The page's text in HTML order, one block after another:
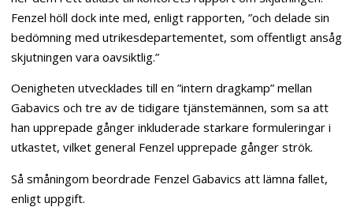
Fenzel höll dock inte med, enligt rapporten, ”och delade sin
bedömning med utrikesdepartementet, som offentligt ansåg
skjutningen vara oavsiktlig.”
Oenigheten utvecklades till en ”intern dragkamp” mellan
Gabavics och tre av de tidigare tjänstemännen, som sa att
han upprepade gånger inkluderade starkare formuleringar i
utkastet, vilket general Fenzel upprepade gånger strök.
Så småningom beordrade Fenzel Gabavics att lämna fallet,
enligt uppgift.